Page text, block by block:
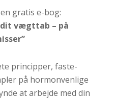
gratis e-bog:
dit vægttab – på
principper, faste-
på hormonvenlige
at arbejde med din